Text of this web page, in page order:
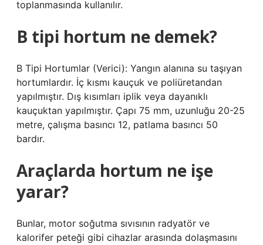
toplanmasında kullanılır.
B tipi hortum ne demek?
B Tipi Hortumlar (Verici): Yangın alanına su taşıyan
hortumlardır. İç kısmı kauçuk ve poliüretandan
yapılmıştır. Dış kısımları iplik veya dayanıklı
kauçuktan yapılmıştır. Çapı 75 mm, uzunluğu 20-25
metre, çalışma basıncı 12, patlama basıncı 50
bardır.
Araçlarda hortum ne işe
yarar?
Bunlar, motor soğutma sıvısının radyatör ve
kalorifer peteği gibi cihazlar arasında dolaşmasını